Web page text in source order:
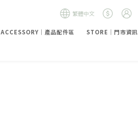
繁體中文
ACCESSORY｜產品配件區
STORE｜門市資訊